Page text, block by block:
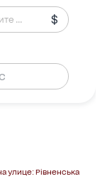
$
улице: Рівненська